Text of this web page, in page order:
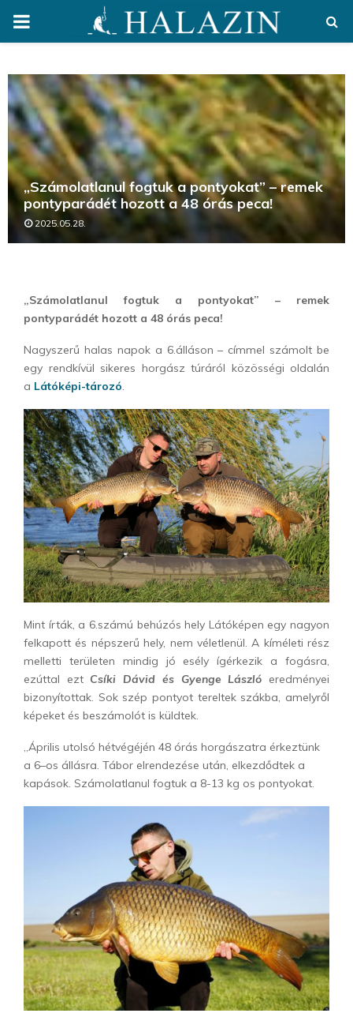
PRIMARY
„Számolatlanul fogtuk a pontyokat” – remek
pontyparádét hozott a 48 órás peca!
2025.05.28.
„Számolatlanul fogtuk a pontyokat” – remek
pontyparádét hozott a 48 órás peca!
Nagyszerű halas napok a 6.álláson – címmel számolt be
egy rendkívül sikeres horgász túráról közösségi oldalán
a Látóképi-tározó.
Mint írták, a 6.számú behúzós hely Látóképen egy nagyon
felkapott és népszerű hely, nem véletlenül. A kíméleti rész
melletti területen mindig jó esély ígérkezik a fogásra,
ezúttal ezt Csíki Dávid és Gyenge László eredményei
bizonyítottak. Sok szép pontyot tereltek szákba, amelyről
képeket és beszámolót is küldtek.
„Április utolsó hétvégéjén 48 órás horgászatra érkeztünk
a 6–os állásra. Tábor elrendezése után, elkezdődtek a
kapások. Számolatlanul fogtuk a 8-13 kg os pontyokat.